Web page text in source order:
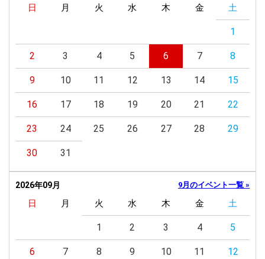
日 月 火 水 木 金 土
1
2 3 4 5 6 7 8
9 10 11 12 13 14 15
16 17 18 19 20 21 22
23 24 25 26 27 28 29
30 31
2026年09月 9月のイベント一覧 »
日 月 火 水 木 金 土
1 2 3 4 5
6 7 8 9 10 11 12